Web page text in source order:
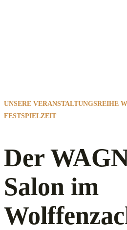
UNSERE VERANSTALTUNGSREIHE
FESTSPIELZEIT
Der
Salon im